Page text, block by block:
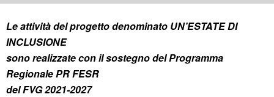
Le attività del progetto denominato UN’ESTATE DI
INCLUSIONE
sono realizzate con il sostegno del Programma
Regionale PR FESR
del FVG 2021-2027